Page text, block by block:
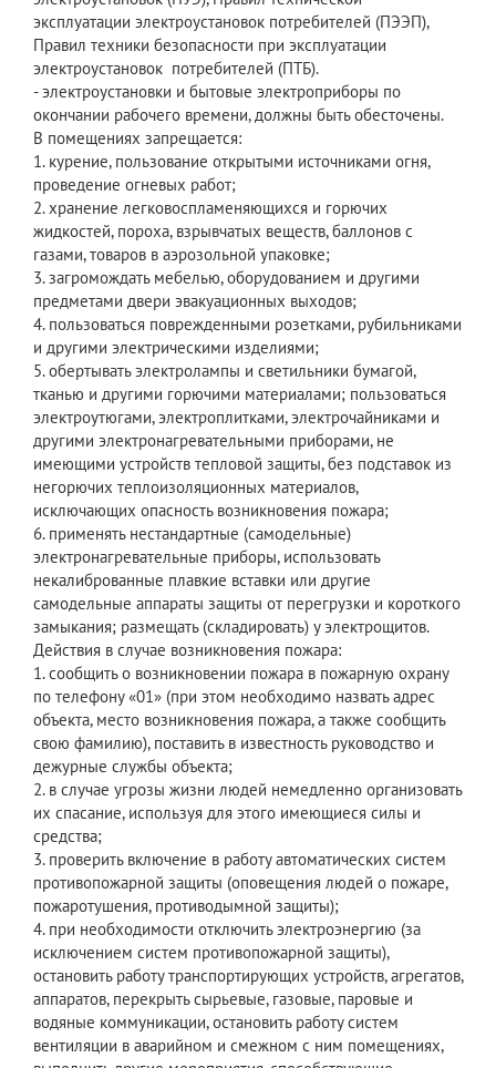
эксплуатации электроустановок потребителей (ПЭЭП),
Правил техники безопасности при эксплуатации
электроустановок потребителей (ПТБ).
- электроустановки и бытовые электроприборы по
окончании рабочего времени, должны быть обесточены.
В помещениях запрещается:
1. курение, пользование открытыми источниками огня,
проведение огневых работ;
2. хранение легковоспламеняющихся и горючих
жидкостей, пороха, взрывчатых веществ, баллонов с
газами, товаров в аэрозольной упаковке;
3. загромождать мебелью, оборудованием и другими
предметами двери эвакуационных выходов;
4. пользоваться поврежденными розетками, рубильниками
и другими электрическими изделиями;
5. обертывать электролампы и светильники бумагой,
тканью и другими горючими материалами; пользоваться
электроутюгами, электроплитками, электрочайниками и
другими электронагревательными приборами, не
имеющими устройств тепловой защиты, без подставок из
негорючих теплоизоляционных материалов,
исключающих опасность возникновения пожара;
6. применять нестандартные (самодельные)
электронагревательные приборы, использовать
некалиброванные плавкие вставки или другие
самодельные аппараты защиты от перегрузки и короткого
замыкания; размещать (складировать) у электрощитов.
Действия в случае возникновения пожара:
1. сообщить о возникновении пожара в пожарную охрану
по телефону «01» (при этом необходимо назвать адрес
объекта, место возникновения пожара, а также сообщить
свою фамилию), поставить в известность руководство и
дежурные службы объекта;
2. в случае угрозы жизни людей немедленно организовать
их спасание, используя для этого имеющиеся силы и
средства;
3. проверить включение в работу автоматических систем
противопожарной защиты (оповещения людей о пожаре,
пожаротушения, противодымной защиты);
4. при необходимости отключить электроэнергию (за
исключением систем противопожарной защиты),
остановить работу транспортирующих устройств, агрегатов,
аппаратов, перекрыть сырьевые, газовые, паровые и
водяные коммуникации, остановить работу систем
вентиляции в аварийном и смежном с ним помещениях,